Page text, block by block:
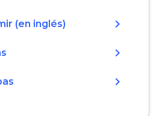
(en inglés) chevron_right
chevron_right
chevron_right